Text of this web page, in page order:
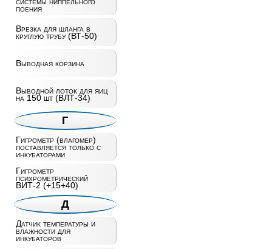
поения
Врезка для шланга в
круглую трубу (ВТ-50)
Выводная корзина
Выводной лоток для яиц
на 150 шт (ВЛТ-34)
Г
Гигрометр (влагомер)
поставляется только с
инкубаторами
Гигрометр
психрометрический
ВИТ-2 (+15+40)
Д
Датчик температуры и
влажности для
инкубаторов